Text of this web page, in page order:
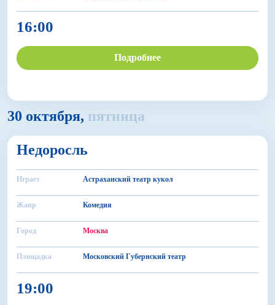
16:00
Подробнее
30 октября, пятница
12+
Недоросль
Играет Астраханский театр кукол
Жанр Комедия
Город Москва
Площадка Московский Губернский театр
19:00